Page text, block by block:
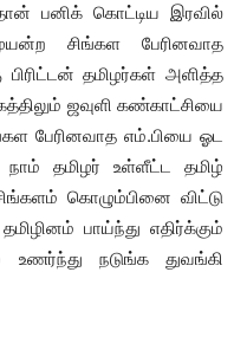
தான் பனிக் கொட்டிய இரவில்
சிங்கள பேரினவாத
பிரிட்டன் தமிழர்கள் அளித்த
ஜவுளி கண்காட்சியை
பேரினவாத எம்.பியை ஓட
நாம் தமிழர் உள்ளீட்ட தமிழ்
கொழும்பினை விட்டு
பாய்ந்து எதிர்க்கும்
நடுங்க துவங்கி